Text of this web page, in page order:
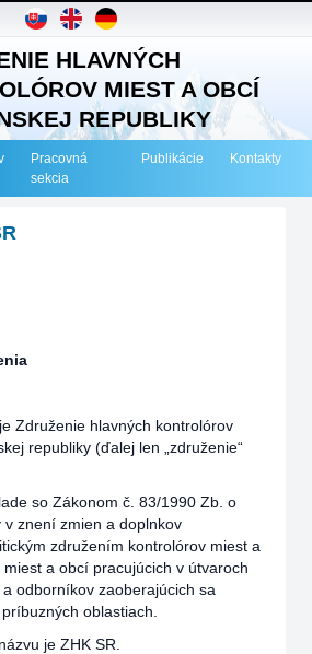
HLAVNÝCH
MIEST A OBCÍ
REPUBLIKY
Pracovná
sekcia
Publikácie Kontakty
Združenie hlavných kontrolórov
republiky (ďalej len „združenie“
so Zákonom č. 83/1990 Zb. o
znení zmien a doplnkov
združením kontrolórov miest a
a obcí pracujúcich v útvaroch
odborníkov zaoberajúcich sa
oblastiach.
je ZHK SR.